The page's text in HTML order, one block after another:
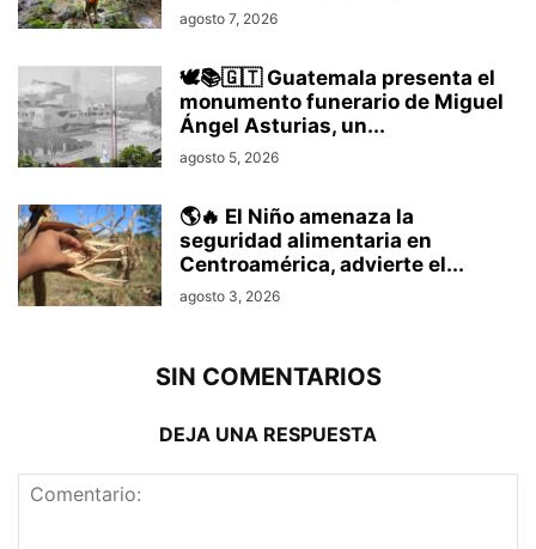
agosto 7, 2026
🕊️📚🇬🇹 Guatemala presenta el
monumento funerario de Miguel
Ángel Asturias, un...
agosto 5, 2026
🌎🔥 El Niño amenaza la
seguridad alimentaria en
Centroamérica, advierte el...
agosto 3, 2026
SIN COMENTARIOS
DEJA UNA RESPUESTA